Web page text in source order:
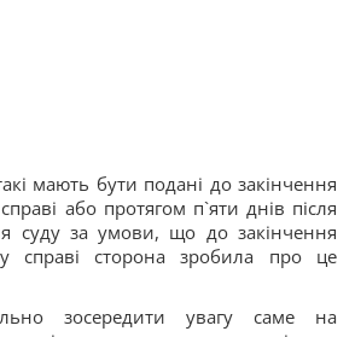
мають бути подані до закінчення
або протягом п`яти днів після
суду за умови, що до закінчення
справі сторона зробила про це
зосередити увагу саме на